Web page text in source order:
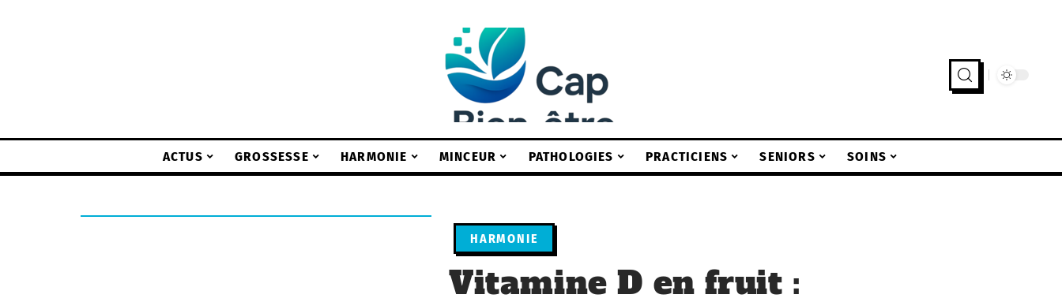
ACTUS GROSSESSE HARMONIE MINCEUR PATHOLOGIES PRACTICIENS SENIORS SOINS
HARMONIE
Vitamine D en fruit :